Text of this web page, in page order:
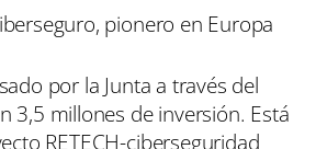
pionero en Europa
por la Junta a través del
3,5 millones de inversión. Está
RETECH-ciberseguridad